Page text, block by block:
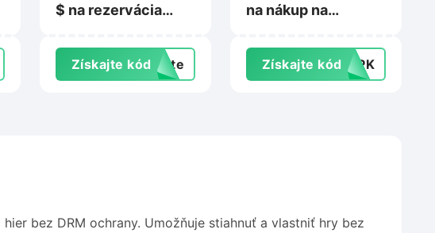
$ na rezervácia
Získajte kód exte
na nákup na
Získajte kódTOPK
bez DRM ochrany. Umožňuje stiahnuť a vlastniť hry bez